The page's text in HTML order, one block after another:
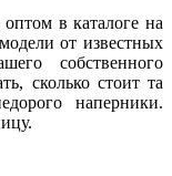
в каталоге на
от известных
собственного
сколько стоит та
наперники.